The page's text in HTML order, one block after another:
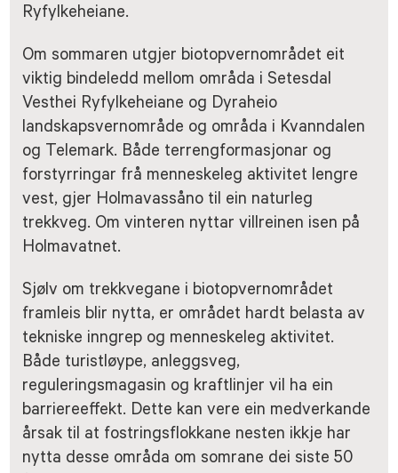
Ryfylkeheiane.
Om sommaren utgjer biotopvernområdet eit
viktig bindeledd mellom områda i Setesdal
Vesthei Ryfylkeheiane og Dyraheio
landskapsvernområde og områda i Kvanndalen
og Telemark. Både terrengformasjonar og
forstyrringar frå menneskeleg aktivitet lengre
vest, gjer Holmavassåno til ein naturleg
trekkveg. Om vinteren nyttar villreinen isen på
Holmavatnet.
Sjølv om trekkvegane i biotopvernområdet
framleis blir nytta, er området hardt belasta av
tekniske inngrep og menneskeleg aktivitet.
Både turistløype, anleggsveg,
reguleringsmagasin og kraftlinjer vil ha ein
barriereeffekt. Dette kan vere ein medverkande
årsak til at fostringsflokkane nesten ikkje har
nytta desse områda om somrane dei siste 50